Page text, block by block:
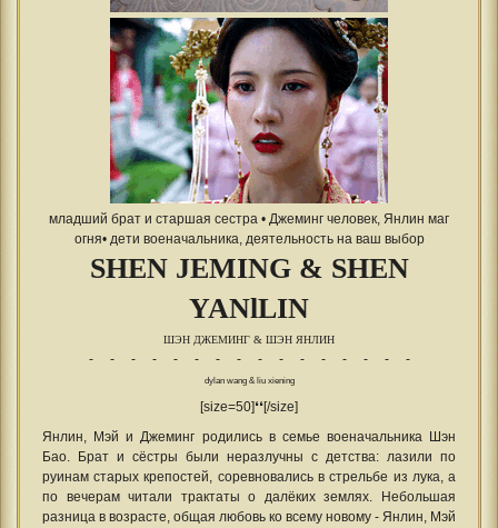
младший брат и старшая сестра • Джеминг человек, Янлин маг
огня• дети военачальника, деятельность на ваш выбор
SHEN JEMING & SHEN
YANlLIN
ШЭН ДЖЕМИНГ & ШЭН ЯНЛИН
- - - - - - - - - - - - - - - -
dylan wang & liu xiening
[size=50]❛❛[/size]
Янлин, Мэй и Джеминг родились в семье военачальника Шэн
Бао. Брат и сёстры были неразлучны с детства: лазили по
руинам старых крепостей, соревновались в стрельбе из лука, а
по вечерам читали трактаты о далёких землях. Небольшая
разница в возрасте, общая любовь ко всему новому - Янлин, Мэй